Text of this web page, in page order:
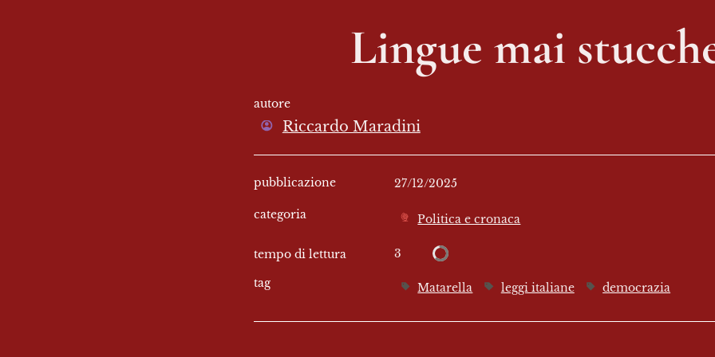
Lingue mai
autore
Riccardo Maradini
pubblicazione 27/12/2025
categoria Politica e cronaca
tempo di lettura 3
tag Matarella leggi italiane democrazia